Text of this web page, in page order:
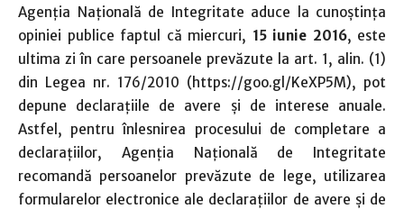
Agenţia Naţională de Integritate aduce la cunoştinţa
opiniei publice faptul că miercuri, 15 iunie 2016, este
ultima zi în care persoanele prevăzute la art. 1, alin. (1)
din Legea nr. 176/2010 (https://goo.gl/KeXP5M), pot
depune declaraţiile de avere şi de interese anuale.
Astfel, pentru înlesnirea procesului de completare a
declaraţiilor, Agenţia Naţională de Integritate
recomandă persoanelor prevăzute de lege, utilizarea
formularelor electronice ale declaraţiilor de avere şi de